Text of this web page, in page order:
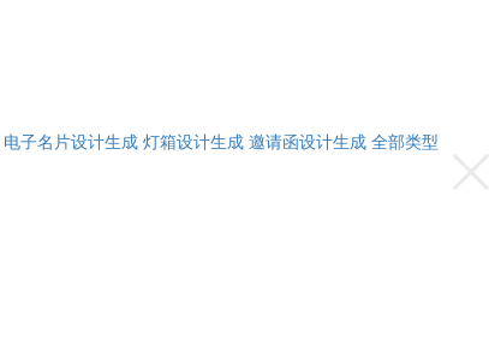
电子名片设计生成 灯箱设计生成 邀请函设计生成 全部类型